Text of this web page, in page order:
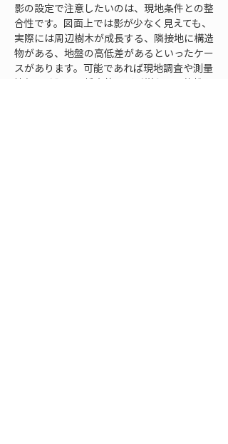
影の設定で注意したいのは、現地条件との整
合性です。図面上では影が少なく見えても、
実際には周辺樹木が成長する、隣接地に構造
物がある、地盤の高低差があるといったケー
スがあります。可能であれば現地調査や測量
情報を確認し、将来的に影が増える可能性も